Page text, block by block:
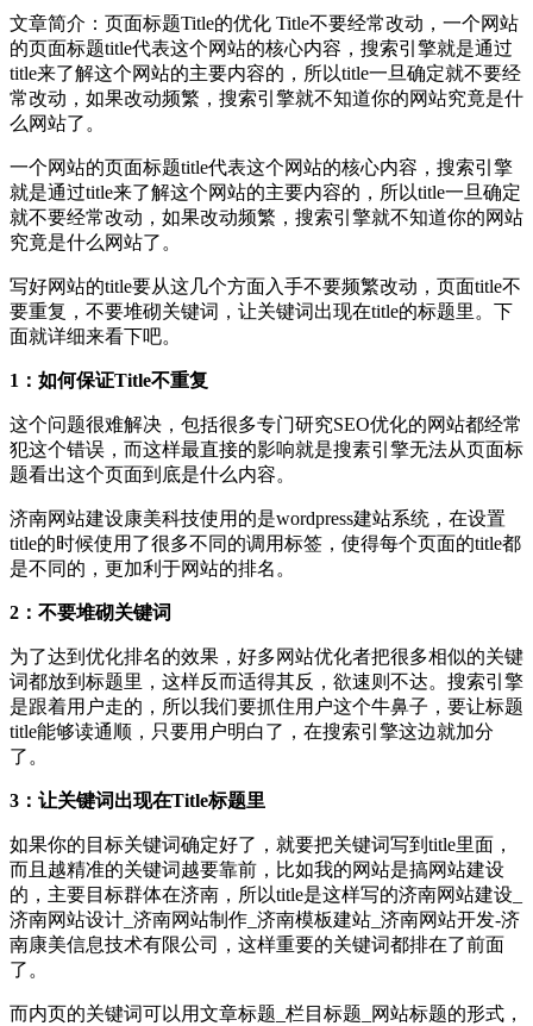
文章简介： 页面标题Title的优化 Title不要经常改动，一个网站
的页面标题title代表这个网站的核心内容，搜索引擎就是通过
title来了解这个网站的主要内容的，所以title一旦确定就不要经
常改动，如果改动频繁，搜索引擎就不知道你的网站究竟是什
么网站了。
一个网站的页面标题title代表这个网站的核心内容，搜索引擎
就是通过title来了解这个网站的主要内容的，所以title一旦确定
就不要经常改动，如果改动频繁，搜索引擎就不知道你的网站
究竟是什么网站了。
写好网站的title要从这几个方面入手不要频繁改动，页面title不
要重复，不要堆砌关键词，让关键词出现在title的标题里。下
面就详细来看下吧。
1：如何保证Title不重复
这个问题很难解决，包括很多专门研究SEO优化的网站都经常
犯这个错误，而这样最直接的影响就是搜素引擎无法从页面标
题看出这个页面到底是什么内容。
济南网站建设康美科技使用的是wordpress建站系统，在设置
title的时候使用了很多不同的调用标签，使得每个页面的title都
是不同的，更加利于网站的排名。
2：不要堆砌关键词
为了达到优化排名的效果，好多网站优化者把很多相似的关键
词都放到标题里，这样反而适得其反，欲速则不达。搜索引擎
是跟着用户走的，所以我们要抓住用户这个牛鼻子，要让标题
title能够读通顺，只要用户明白了，在搜索引擎这边就加分
了。
3：让关键词出现在Title标题里
如果你的目标关键词确定好了，就要把关键词写到title里面，
而且越精准的关键词越要靠前，比如我的网站是搞网站建设
的，主要目标群体在济南，所以title是这样写的济南网站建设_
济南网站设计_济南网站制作_济南模板建站_济南网站开发-济
南康美信息技术有限公司，这样重要的关键词都排在了前面
了。
而内页的关键词可以用文章标题_栏目标题_网站标题的形式，